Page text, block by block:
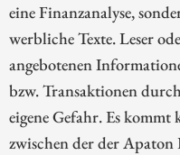
eine Finanzanalyse,
werbliche Texte. Leser
angebotenen
bzw. Transaktionen
eigene Gefahr. Es
zwischen der der